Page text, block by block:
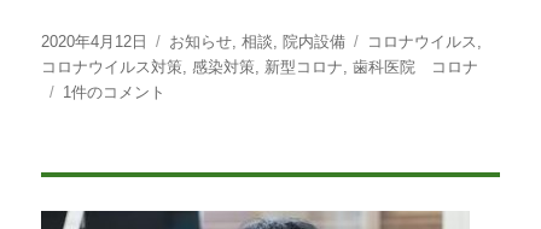
投
稿
日:
2020年4月12日
カ
テ
お知らせ,相談, 院内設備
タ
グ
コロナウイルス ,
コロナウイルス対策, 感染対策, 新型コロナ,歯科医院 コロナ
当
る
1件のコメント